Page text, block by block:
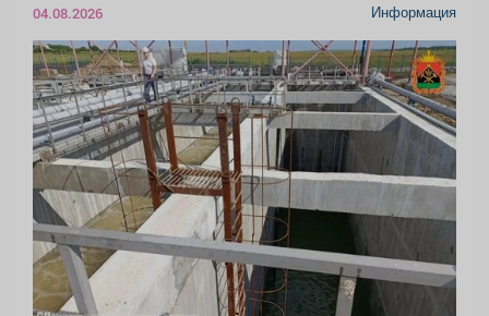
04.08.2026 Информация